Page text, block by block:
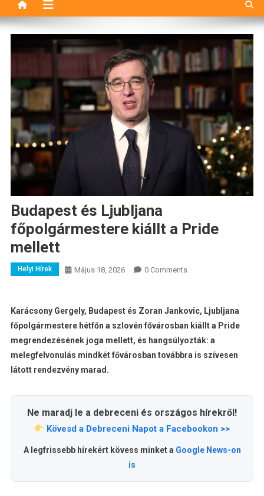
Budapest és Ljubljana
főpolgármestere kiállt a Pride
mellett
Helyi Hírek Május 18, 2026 0 Comments
Karácsony Gergely, Budapest és Zoran Jankovic, Ljubljana
főpolgármestere hétfőn a szlovén fővárosban kiállt a Pride
megrendezésének joga mellett, és hangsúlyozták: a
melegfelvonulás mindkét fővárosban továbbra is szívesen
látott rendezvény marad.
Ne maradj le a debreceni és országos hírekről!
Kövesd a Debreceni Napot a Facebookon >>
A legfrissebb hírekért kövess minket a Google News-on
is